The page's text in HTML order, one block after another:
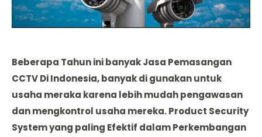
Beberapa Tahun ini banyak Jasa Pemasangan
CCTV Di Indonesia, banyak di gunakan untuk
usaha meraka karena lebih mudah pengawasan
dan mengkontrol usaha mereka. Product Security
System yang paling Efektif dalam Perkembangan